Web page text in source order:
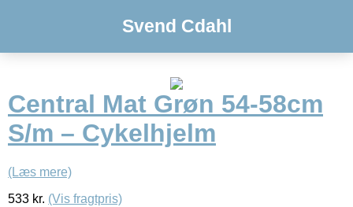
Svend Cdahl
Central Mat Grøn 54-58cm
S/m – Cykelhjelm
(Læs mere)
533 kr. (Vis fragtpris)